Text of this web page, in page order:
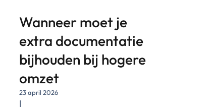
Wanneer moet je
extra documentatie
bijhouden bij hogere
omzet
23 april 2026
|